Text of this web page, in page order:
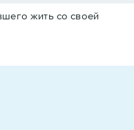
жить со своей